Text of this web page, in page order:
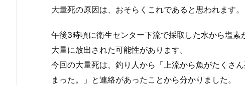
大量死の原因は、おそらくこれであると思われます。
午後3時頃に衛生センター下流で採取した水から塩
大量に放出された可能性があります。
今回の大量死は、釣り人から「上流から魚がたくさ
まった。」と連絡があったことから分かりました。